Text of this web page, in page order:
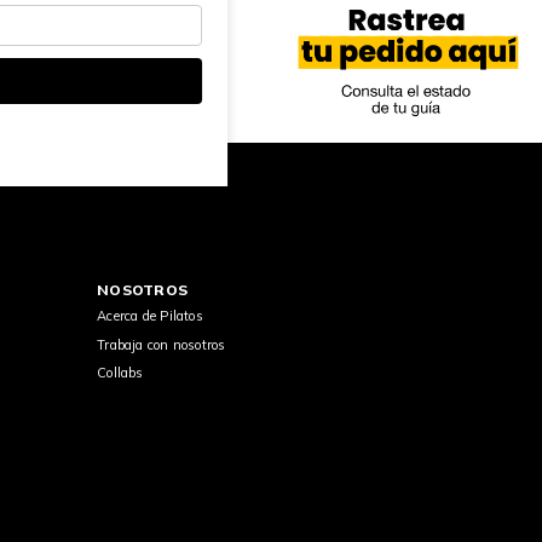
NOSOTROS
Acerca de Pilatos
Trabaja con nosotros
Collabs